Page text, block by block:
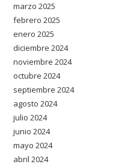
marzo 2025
febrero 2025
enero 2025
diciembre 2024
noviembre 2024
octubre 2024
septiembre 2024
agosto 2024
julio 2024
junio 2024
mayo 2024
abril 2024